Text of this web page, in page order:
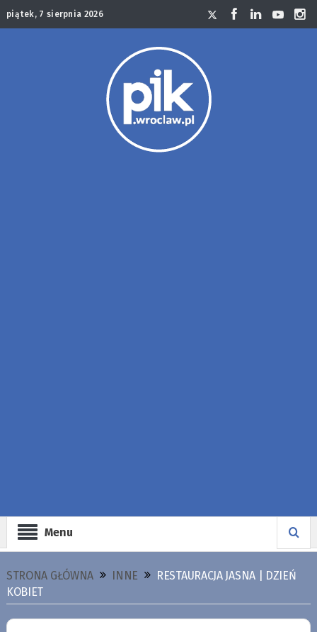
piątek, 7 sierpnia 2026
Menu
STRONA GŁÓWNA INNE
RESTAURACJA JASNA | DZIEŃ
KOBIET